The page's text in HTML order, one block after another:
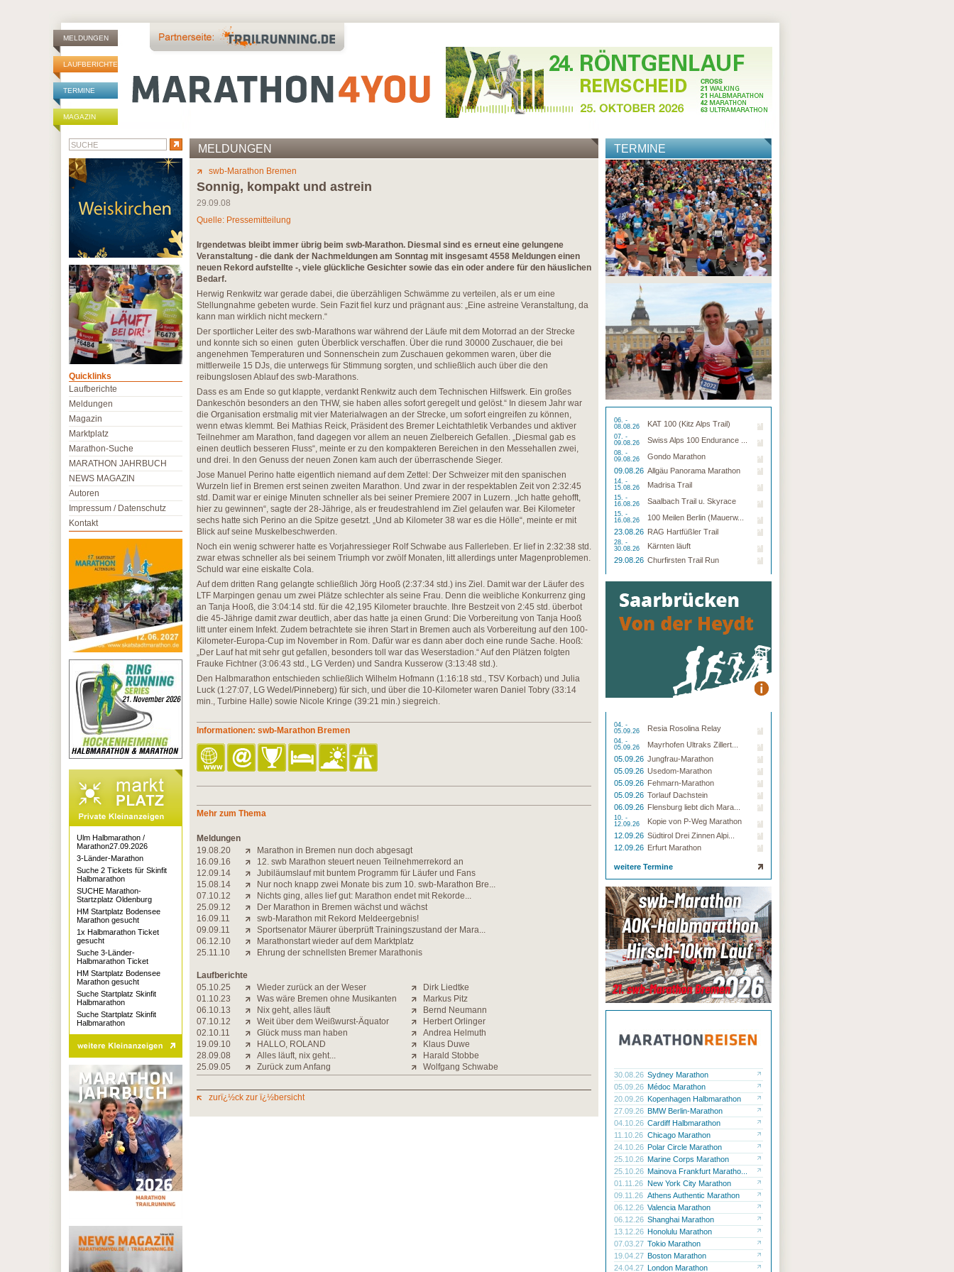
MELDUNGEN
LAUFBERICHTE
TERMINE
MAGAZIN
MELDUNGEN
swb-Marathon Bremen
Sonnig, kompakt und astrein
29.09.08
Quelle: Pressemitteilung
Irgendetwas bleibt immer übrig beim swb-Marathon. Diesmal sind es erneut eine gelungene
Veranstaltung - die dank der Nachmeldungen am Sonntag mit insgesamt 4558 Meldungen einen
neuen Rekord aufstellte -, viele glückliche Gesichter sowie das ein oder andere für den häuslichen
Bedarf.
Herwig Renkwitz war gerade dabei, die überzähligen Schwämme zu verteilen, als er um eine
Stellungnahme gebeten wurde. Sein Fazit fiel kurz und prägnant aus: „Eine astreine Veranstaltung, da
kann man wirklich nicht meckern.“
Der sportlicher Leiter des swb-Marathons war während der Läufe mit dem Motorrad an der Strecke
und konnte sich so einen guten Überblick verschaffen. Über die rund 30000 Zuschauer, die bei
angenehmen Temperaturen und Sonnenschein zum Zuschauen gekommen waren, über die
mittlerweile 15 DJs, die unterwegs für Stimmung sorgten, und schließlich auch über die den
reibungslosen Ablauf des swb-Marathons.
Dass es am Ende so gut klappte, verdankt Renkwitz auch dem Technischen Hilfswerk. Ein großes
Dankeschön besonders an den THW, sie haben alles sofort geregelt und gelöst.“ In diesem Jahr war
die Organisation erstmalig mit vier Materialwagen an der Strecke, um sofort eingreifen zu können,
wenn etwas klemmt. Bei Mathias Reick, Präsident des Bremer Leichtathletik Verbandes und aktiver
Teilnehmer am Marathon, fand dagegen vor allem an neuen Zielbereich Gefallen. „Diesmal gab es
einen deutlich besseren Fluss“, meinte er zu den kompakteren Bereichen in den Messehallen zwei,
und drei. In den Genuss der neuen Zonen kam auch der überraschende Sieger.
Jose Manuel Perino hatte eigentlich niemand auf dem Zettel: Der Schweizer mit den spanischen
Wurzeln lief in Bremen erst seinen zweiten Marathon. Und zwar in der respektablen Zeit von 2:32:45
std. Damit war er einige Minuten schneller als bei seiner Premiere 2007 in Luzern. „Ich hatte gehofft,
hier zu gewinnen“, sagte der 28-Jährige, als er freudestrahlend im Ziel gelaufen war. Bei Kilometer
sechs hatte sich Perino an die Spitze gesetzt. „Und ab Kilometer 38 war es die Hölle“, meinte er mit
Blick auf seine Muskelbeschwerden.
Noch ein wenig schwerer hatte es Vorjahressieger Rolf Schwabe aus Fallerleben. Er lief in 2:32:38 std.
zwar etwas schneller als bei seinem Triumph vor zwölf Monaten, litt allerdings unter Magenproblemen.
Schuld war eine eiskalte Cola.
Auf dem dritten Rang gelangte schließlich Jörg Hooß (2:37:34 std.) ins Ziel. Damit war der Läufer des
LTF Marpingen genau um zwei Plätze schlechter als seine Frau. Denn die weibliche Konkurrenz ging
an Tanja Hooß, die 3:04:14 std. für die 42,195 Kilometer brauchte. Ihre Bestzeit von 2:45 std. überbot
die 45-Jährige damit zwar deutlich, aber das hatte ja einen Grund: Die Vorbereitung von Tanja Hooß
litt unter einem Infekt. Zudem betrachtete sie ihren Start in Bremen auch als Vorbereitung auf den 100-
Kilometer-Europa-Cup im November in Rom. Dafür war es dann aber doch eine runde Sache. Hooß:
„Der Lauf hat mit sehr gut gefallen, besonders toll war das Weserstadion.“ Auf den Plätzen folgten
Frauke Fichtner (3:06:43 std., LG Verden) und Sandra Kusserow (3:13:48 std.).
Den Halbmarathon entschieden schließlich Wilhelm Hofmann (1:16:18 std., TSV Korbach) und Julia
Luck (1:27:07, LG Wedel/Pinneberg) für sich, und über die 10-Kilometer waren Daniel Tobry (33:14
min., Turbine Halle) sowie Nicole Kringe (39:21 min.) siegreich.
Informationen: swb-Marathon Bremen
Mehr zum Thema
Meldungen
19.08.20
Marathon in Bremen nun doch abgesagt
16.09.16
12. swb Marathon steuert neuen Teilnehmerrekord an
12.09.14
Jubiläumslauf mit buntem Programm für Läufer und Fans
15.08.14
Nur noch knapp zwei Monate bis zum 10. swb-Marathon Bre...
07.10.12
Nichts ging, alles lief gut: Marathon endet mit Rekorde...
25.09.12
Der Marathon in Bremen wächst und wächst
16.09.11
swb-Marathon mit Rekord Meldeergebnis!
09.09.11
Sportsenator Mäurer überprüft Trainingszustand der Mara...
06.12.10
Marathonstart wieder auf dem Marktplatz
25.11.10
Ehrung der schnellsten Bremer Marathonis
Laufberichte
05.10.25
Wieder zurück an der Weser
Dirk Liedtke
01.10.23
Was wäre Bremen ohne Musikanten
Markus Pitz
06.10.13
Nix geht, alles läuft
Bernd Neumann
07.10.12
Weit über dem Weißwurst-Äquator
Herbert Orlinger
02.10.11
Glück muss man haben
Andrea Helmuth
19.09.10
HALLO, ROLAND
Klaus Duwe
28.09.08
Alles läuft, nix geht...
Harald Stobbe
25.09.05
Zurück zum Anfang Wolfgang Schwabe
zurï¿½ck zur ï¿½bersicht
TERMINE
06. -
08.08.26
KAT 100 (Kitz Alps Trail)
07. -
09.08.26
Swiss Alps 100 Endurance ...
08. -
09.08.26
Gondo Marathon
09.08.26 Allgäu Panorama Marathon
14. -
15.08.26
Madrisa Trail
15. -
16.08.26
Saalbach Trail u. Skyrace
15. -
16.08.26
100 Meilen Berlin (Mauerw...
23.08.26 RAG Hartfüßler Trail
28. -
30.08.26
Kärnten läuft
29.08.26 Churfirsten Trail Run
04. -
05.09.26
Resia Rosolina Relay
04. -
05.09.26
Mayrhofen Ultraks Zillert...
05.09.26 Jungfrau-Marathon
05.09.26 Usedom-Marathon
05.09.26 Fehmarn-Marathon
05.09.26 Torlauf Dachstein
06.09.26 Flensburg liebt dich Mara...
10. -
12.09.26
Kopie von P-Weg Marathon
12.09.26 Südtirol Drei Zinnen Alpi...
12.09.26 Erfurt Marathon
weitere Termine
30.08.26 Sydney Marathon
05.09.26 Médoc Marathon
20.09.26 Kopenhagen Halbmarathon
27.09.26 BMW Berlin-Marathon
04.10.26 Cardiff Halbmarathon
11.10.26 Chicago Marathon
24.10.26 Polar Circle Marathon
25.10.26 Marine Corps Marathon
25.10.26 Mainova Frankfurt Maratho...
01.11.26 New York City Marathon
09.11.26 Athens Authentic Marathon
06.12.26 Valencia Marathon
06.12.26 Shanghai Marathon
13.12.26 Honolulu Marathon
07.03.27 Tokio Marathon
19.04.27 Boston Marathon
24.04.27 London Marathon
Quicklinks
Laufberichte
Meldungen
Magazin
Marktplatz
Marathon-Suche
MARATHON JAHRBUCH
NEWS MAGAZIN
Autoren
Impressum / Datenschutz
Kontakt
Ulm Halbmarathon /
Marathon27.09.2026
3-Länder-Marathon
Suche 2 Tickets für Skinfit
Halbmarathon
SUCHE Marathon-
Startzplatz Oldenburg
HM Startplatz Bodensee
Marathon gesucht
1x Halbmarathon Ticket
gesucht
Suche 3-Länder-
Halbmarathon Ticket
HM Startplatz Bodensee
Marathon gesucht
Suche Startplatz Skinfit
Halbmarathon
Suche Startplatz Skinfit
Halbmarathon